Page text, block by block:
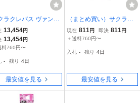
ラクレパス ヴァンゴ
色鉛筆 60色セット
ルケース入り T9773-
13,454円
13,454円
料760円〜
- 残り 4日
最安値を見る
（まとめ買い）サクラク
レパス クレパス 単色 太
巻 パック入 あか LP-P#1
現在 811円 即決 811円
＋送料760円〜
入札 - 残り 4日
最安値を見る